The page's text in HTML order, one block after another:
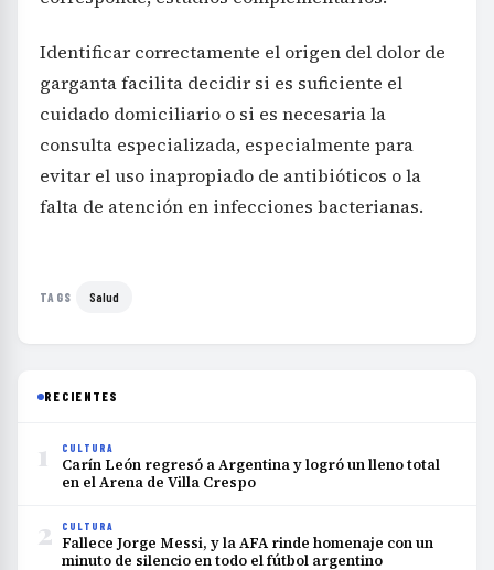
Identificar correctamente el origen del dolor de
garganta facilita decidir si es suficiente el
cuidado domiciliario o si es necesaria la
consulta especializada, especialmente para
evitar el uso inapropiado de antibióticos o la
falta de atención en infecciones bacterianas.
TAGS Salud
RECIENTES
1 CULTURA
Carín León regresó a Argentina y logró un lleno total
en el Arena de Villa Crespo
2 CULTURA
Fallece Jorge Messi, y la AFA rinde homenaje con un
minuto de silencio en todo el fútbol argentino